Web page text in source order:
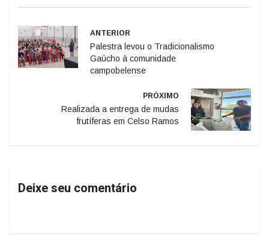
ANTERIOR
Palestra levou o Tradicionalismo
Gaúcho à comunidade
campobelense
PRÓXIMO
Realizada a entrega de mudas
frutíferas em Celso Ramos
Deixe seu comentário